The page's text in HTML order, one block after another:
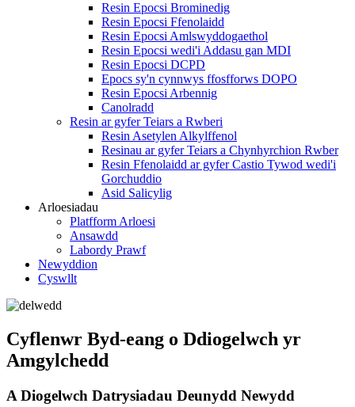
Resin Epocsi Brominedig
Resin Epocsi Ffenolaidd
Resin Epocsi Amlswyddogaethol
Resin Epocsi wedi'i Addasu gan MDI
Resin Epocsi DCPD
Epocs sy'n cynnwys ffosfforws DOPO
Resin Epocsi Arbennig
Canolradd
Resin ar gyfer Teiars a Rwberi
Resin Asetylen Alkylffenol
Resinau ar gyfer Teiars a Chynhyrchion Rwber
Resin Ffenolaidd ar gyfer Castio Tywod wedi'i
Gorchuddio
Asid Salicylig
Arloesiadau
Platfform Arloesi
Ansawdd
Labordy Prawf
Newyddion
Cyswllt
Cyflenwr Byd-eang o Ddiogelwch yr
Amgylchedd
A Diogelwch Datrysiadau Deunydd Newydd